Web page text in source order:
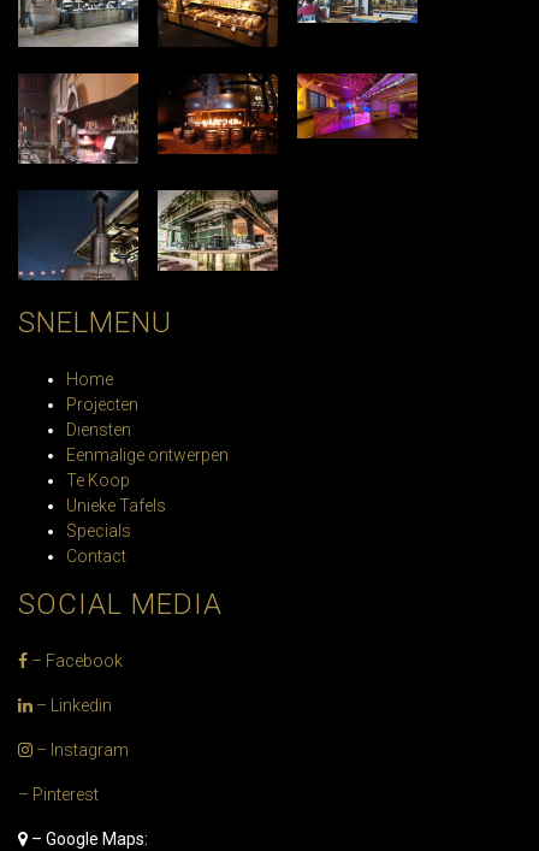
SNELMENU
Home
Projecten
Diensten
Eenmalige ontwerpen
Te Koop
Unieke Tafels
Specials
Contact
SOCIAL MEDIA
– Facebook
– Linkedin
– Instagram
– Pinterest
– Google Maps: